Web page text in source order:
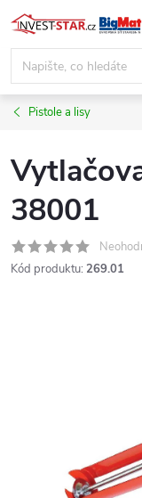
Přejít
na
obsah
Pistole a lisy
38001
Kód produktu: 269.01